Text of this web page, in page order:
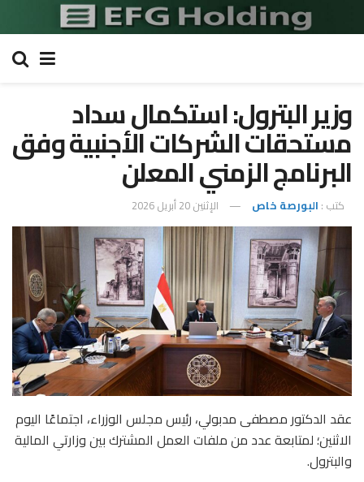
وزير البترول: استكمال سداد
مستحقات الشركات الأجنبية وفق
البرنامج الزمني المعلن
كتب : البورصة خاص الإثنين 20 أبريل 2026
عقد الدكتور مصطفى مدبولي، رئيس مجلس الوزراء، اجتماعًا اليوم
الاثنين؛ لمتابعة عدد من ملفات العمل المشترك بين وزارتي المالية
والبترول.